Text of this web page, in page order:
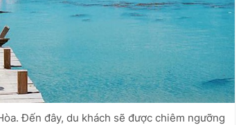
Đến đây, du khách sẽ được chiêm ngưỡng